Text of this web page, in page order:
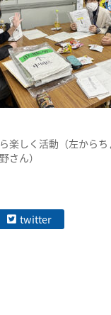
楽しく活動（左から
さん）
twitter